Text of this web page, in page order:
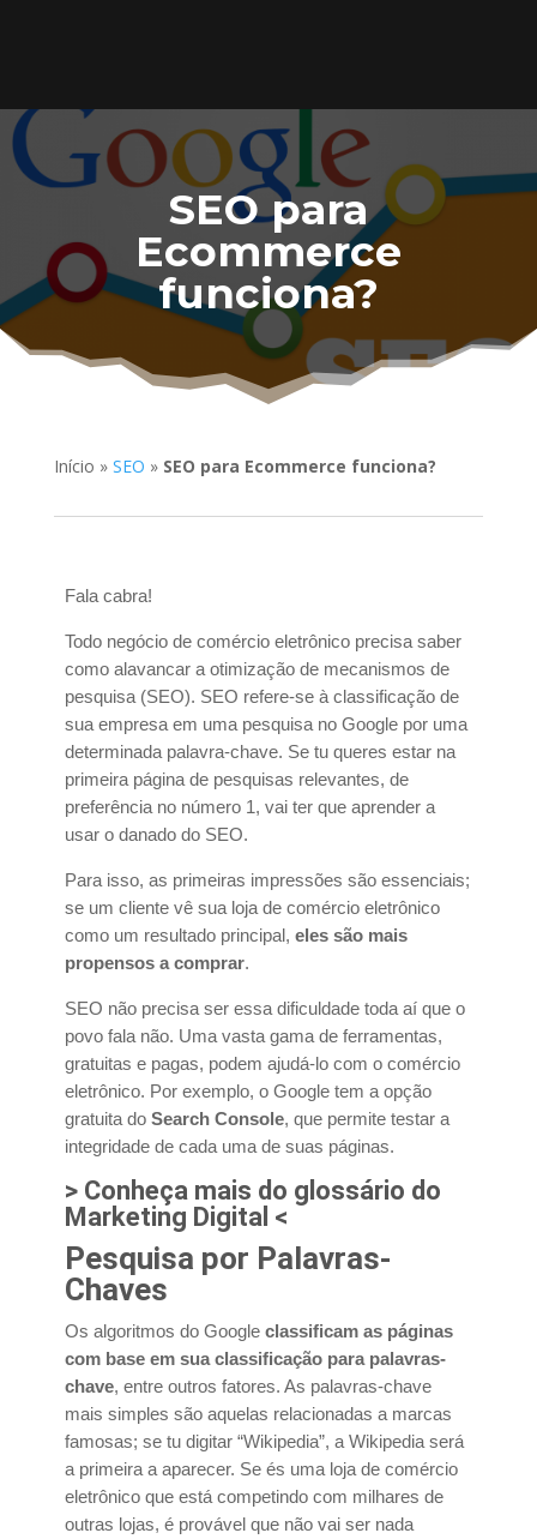
SEO para
Ecommerce
funciona?
Início » SEO » SEO para Ecommerce funciona?
Fala cabra!
Todo negócio de comércio eletrônico precisa saber
como alavancar a otimização de mecanismos de
pesquisa (SEO). SEO refere-se à classificação de
sua empresa em uma pesquisa no Google por uma
determinada palavra-chave. Se tu queres estar na
primeira página de pesquisas relevantes, de
preferência no número 1, vai ter que aprender a
usar o danado do SEO.
Para isso, as primeiras impressões são essenciais;
se um cliente vê sua loja de comércio eletrônico
como um resultado principal, eles são mais
propensos a comprar.
SEO não precisa ser essa dificuldade toda aí que o
povo fala não. Uma vasta gama de ferramentas,
gratuitas e pagas, podem ajudá-lo com o comércio
eletrônico. Por exemplo, o Google tem a opção
gratuita do Search Console, que permite testar a
integridade de cada uma de suas páginas.
> Conheça mais do glossário do
Marketing Digital <
Pesquisa por Palavras-
Chaves
Os algoritmos do Google classificam as páginas
com base em sua classificação para palavras-
chave, entre outros fatores. As palavras-chave
mais simples são aquelas relacionadas a marcas
famosas; se tu digitar “Wikipedia”, a Wikipedia será
a primeira a aparecer. Se és uma loja de comércio
eletrônico que está competindo com milhares de
outras lojas, é provável que não vai ser nada